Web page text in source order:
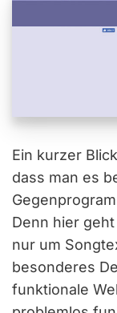
Ein kurzer
dass man es
Denn hier
nur um
besonderes
funktionale